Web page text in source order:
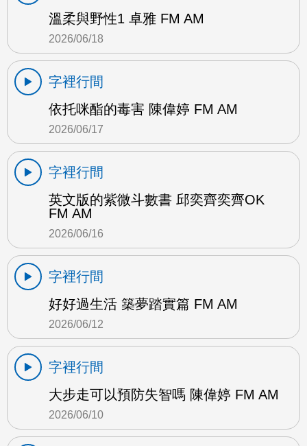
溫柔與野性1 卓雅 FM AM
2026/06/18
字裡行間
依托咪酯的毒害 陳偉婷 FM AM
2026/06/17
字裡行間
英文版的紫微斗數書 邱奕齊奕齊OK
FM AM
2026/06/16
字裡行間
好好過生活 築夢踏實篇 FM AM
2026/06/12
字裡行間
大步走可以預防失智嗎 陳偉婷 FM AM
2026/06/10